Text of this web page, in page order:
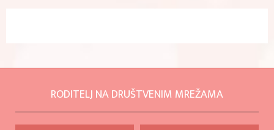
RODITELJ NA DRUŠTVENIM MREŽAMA